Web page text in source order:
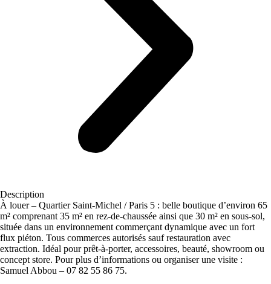
Description
À louer – Quartier Saint-Michel / Paris 5 : belle boutique d’environ 65
m² comprenant 35 m² en rez-de-chaussée ainsi que 30 m² en sous-sol,
située dans un environnement commerçant dynamique avec un fort
flux piéton. Tous commerces autorisés sauf restauration avec
extraction. Idéal pour prêt-à-porter, accessoires, beauté, showroom ou
concept store. Pour plus d’informations ou organiser une visite :
Samuel Abbou – 07 82 55 86 75.